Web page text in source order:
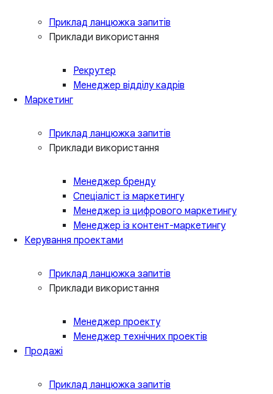
Приклад ланцюжка запитів
Приклади використання
Рекрутер
Менеджер відділу кадрів
Маркетинг
Приклад ланцюжка запитів
Приклади використання
Менеджер бренду
Спеціаліст із маркетингу
Менеджер із цифрового маркетингу
Менеджер із контент-маркетингу
Керування проектами
Приклад ланцюжка запитів
Приклади використання
Менеджер проекту
Менеджер технічних проектів
Продажі
Приклад ланцюжка запитів